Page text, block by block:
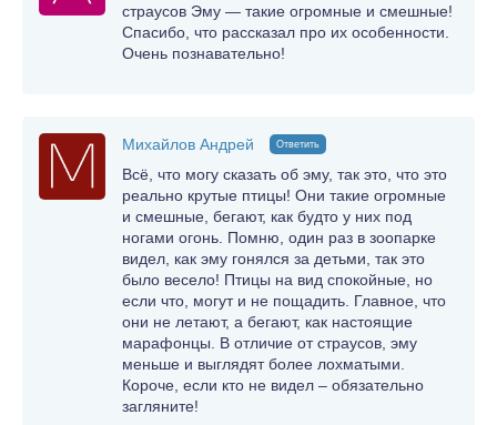
страусов Эму — такие огромные и смешные!
Спасибо, что рассказал про их особенности.
Очень познавательно!
Михайлов Андрей Ответить
Всё, что могу сказать об эму, так это, что это
реально крутые птицы! Они такие огромные
и смешные, бегают, как будто у них под
ногами огонь. Помню, один раз в зоопарке
видел, как эму гонялся за детьми, так это
было весело! Птицы на вид спокойные, но
если что, могут и не пощадить. Главное, что
они не летают, а бегают, как настоящие
марафонцы. В отличие от страусов, эму
меньше и выглядят более лохматыми.
Короче, если кто не видел – обязательно
загляните!